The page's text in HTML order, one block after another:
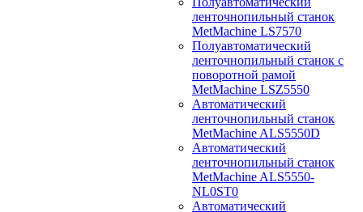
ленточнопильный станок
MetMachine LS7570
Полуавтоматический
ленточнопильный станок с
поворотной рамой
MetMachine LSZ5550
Автоматический
ленточнопильный станок
MetMachine ALS5550D
Автоматический
ленточнопильный станок
MetMachine ALS5550-
NL0ST0
Автоматический